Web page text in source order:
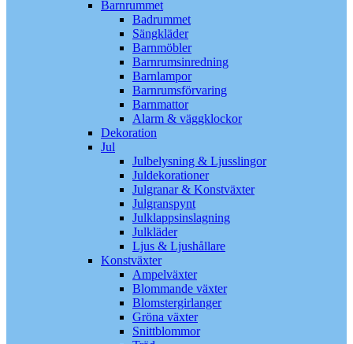
Barnrummet
Badrummet
Sängkläder
Barnmöbler
Barnrumsinredning
Barnlampor
Barnrumsförvaring
Barnmattor
Alarm & väggklockor
Dekoration
Jul
Julbelysning & Ljusslingor
Juldekorationer
Julgranar & Konstväxter
Julgranspynt
Julklappsinslagning
Julkläder
Ljus & Ljushållare
Konstväxter
Ampelväxter
Blommande växter
Blomstergirlanger
Gröna växter
Snittblommor